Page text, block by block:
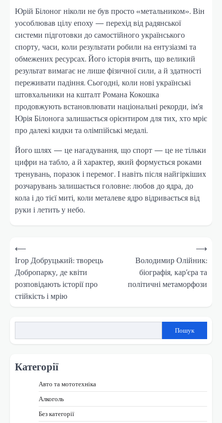
Юрій Білоног ніколи не був просто «метальником». Він
уособлював цілу епоху — перехід від радянської
системи підготовки до самостійного українського
спорту, часи, коли результати робили на ентузіазмі та
обмежених ресурсах. Його історія вчить, що великий
результат вимагає не лише фізичної сили, а й здатності
переживати падіння. Сьогодні, коли нові українські
штовхальники на кшталт Романа Кокошка
продовжують встановлювати національні рекорди, ім’я
Юрія Білонога залишається орієнтиром для тих, хто мріє
про далекі кидки та олімпійські медалі.
Його шлях — це нагадування, що спорт — це не тільки
цифри на табло, а й характер, який формується роками
тренувань, поразок і перемог. І навіть після найгіркіших
розчарувань залишається головне: любов до ядра, до
кола і до тієї миті, коли металеве ядро відривається від
руки і летить у небо.
Навігація
записів
⟵
Ігор Добруцький: творець
Добропарку, де квіти
розповідають історії про
стійкість і мрію
Володимир Олійник:
біографія, кар’єра та
політичні метаморфози
⟶
Пошук
Категорії
Авто та мототехніка
Алкоголь
Без категорії